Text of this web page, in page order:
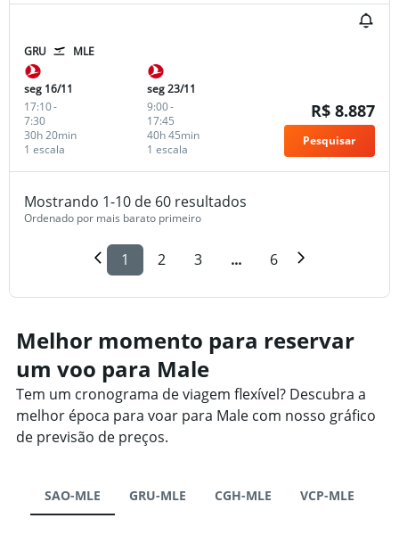
GRU MLE
seg 16/11
17:10-
7:30
1 escala
30h 20min
seg 23/11
9:00-
17:45
1 escala
40h 45min
R$ 8.887
Pesquisar
Mostrando 1-10 de 60 resultados
Ordenado por mais barato primeiro
1 2 3 ... 6
Melhor momento para reservar
um voo para Male
Tem um cronograma de viagem flexível? Descubra a
melhor época para voar para Male com nosso gráfico
de previsão de preços.
SAO-MLE GRU-MLE CGH-MLE VCP-MLE